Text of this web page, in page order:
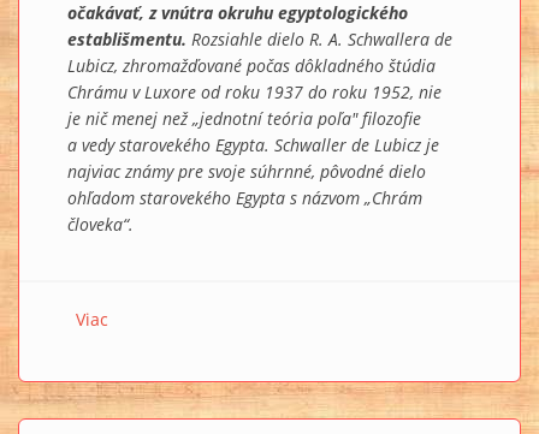
očakávať, z vnútra okruhu egyptologického
establišmentu. Rozsiahle dielo R. A. Schwallera de
Lubicz, zhromažďované počas dôkladného štúdia
Chrámu v Luxore od roku 1937 do roku 1952, nie
je nič menej než „jednotní teória poľa" filozofie
a vedy starovekého Egypta. Schwaller de Lubicz je
najviac známy pre svoje súhrnné, pôvodné dielo
ohľadom starovekého Egypta s názvom „Chrám
človeka“.
Viac